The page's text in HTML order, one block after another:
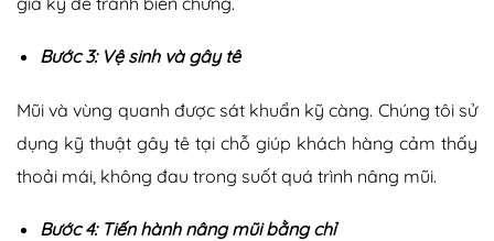
Bước 3: Vệ sinh và gây tê
Mũi và vùng quanh được sát khuẩn kỹ càng. Chúng tôi sử
dụng kỹ thuật gây tê tại chỗ giúp khách hàng cảm thấy
thoải mái, không đau trong suốt quá trình nâng mũi.
Bước 4: Tiến hành nâng mũi bằng chỉ